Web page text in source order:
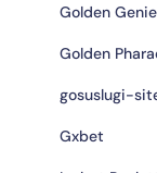
Golden
Golden
gosuslugi-
Gxbet